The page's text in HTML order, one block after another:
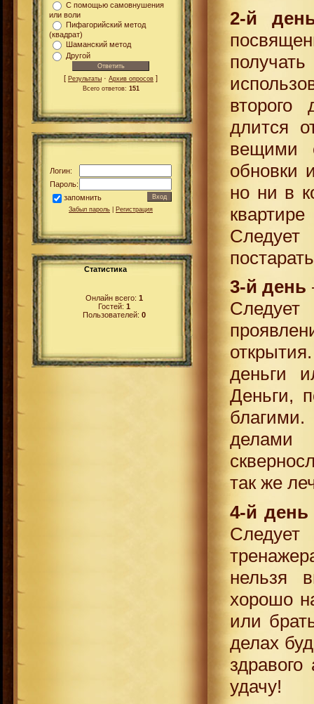
С помощью самовнушения
или воли
Пифагорийский метод
(квадрат)
Шаманский метод
Другой
[ Результаты · Архив опросов ]
Всего ответов: 151
Логин:
Пароль:
запомнить
Забыл пароль Регистрация
Статистика
Онлайн всего: 1
Гостей: 1
Пользователей: 0
2-й
длится
вещими
обновки
но ни в
3-й день
деньги
Деньги,
делами
так же
4-й день
Следует
нельзя
хорошо
или
делах
удачу!